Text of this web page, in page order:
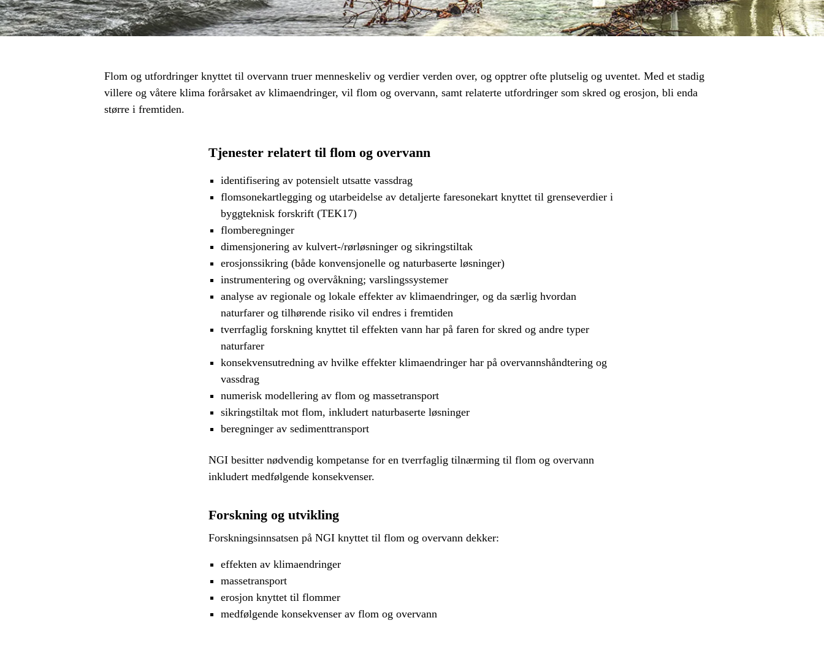
Flom og utfordringer knyttet til overvann truer menneskeliv og verdier verden over, og opptrer ofte plutselig og uventet. Med et stadig
villere og våtere klima forårsaket av klimaendringer, vil flom og overvann, samt relaterte utfordringer som skred og erosjon, bli enda
større i fremtiden.
Tjenester relatert til flom og overvann
identifisering av potensielt utsatte vassdrag
flomsonekartlegging og utarbeidelse av detaljerte faresonekart knyttet til grenseverdier i
byggteknisk forskrift (TEK17)
flomberegninger
dimensjonering av kulvert-/rørløsninger og sikringstiltak
erosjonssikring (både konvensjonelle og naturbaserte løsninger)
instrumentering og overvåkning; varslingssystemer
analyse av regionale og lokale effekter av klimaendringer, og da særlig hvordan
naturfarer og tilhørende risiko vil endres i fremtiden
tverrfaglig forskning knyttet til effekten vann har på faren for skred og andre typer
naturfarer
konsekvensutredning av hvilke effekter klimaendringer har på overvannshåndtering og
vassdrag
numerisk modellering av flom og massetransport
sikringstiltak mot flom, inkludert naturbaserte løsninger
beregninger av sedimenttransport
NGI besitter nødvendig kompetanse for en tverrfaglig tilnærming til flom og overvann
inkludert medfølgende konsekvenser.
Forskning og utvikling
Forskningsinnsatsen på NGI knyttet til flom og overvann dekker:
effekten av klimaendringer
massetransport
erosjon knyttet til flommer
medfølgende konsekvenser av flom og overvann